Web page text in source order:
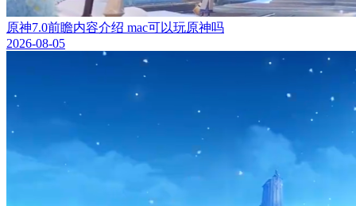
原神7.0前瞻内容介绍 mac可以玩原神吗
2026-08-05